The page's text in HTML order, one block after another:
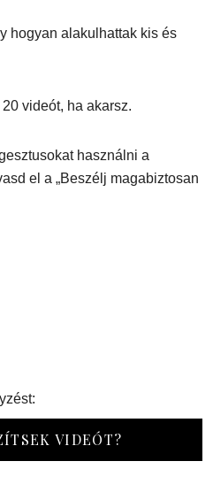
hogyan alakulhattak kis és
videót, ha akarsz.
használni a
el a „Beszélj magabiztosan
VIDEÓT?